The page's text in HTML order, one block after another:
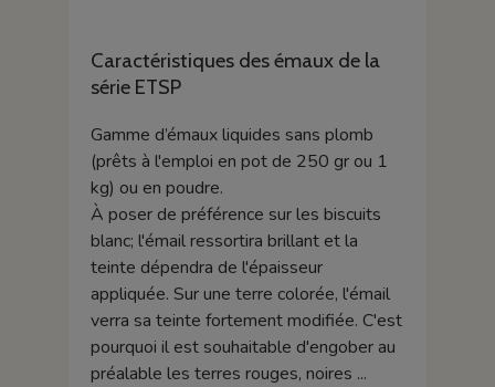
Caractéristiques des émaux de la
série ETSP
Gamme d’émaux liquides sans plomb
(prêts à l'emploi en pot de 250 gr ou 1
kg) ou en poudre.
À poser de préférence sur les biscuits
blanc; l'émail ressortira brillant et la
teinte dépendra de l'épaisseur
appliquée. Sur une terre colorée, l'émail
verra sa teinte fortement modifiée. C'est
pourquoi il est souhaitable d'engober au
préalable les terres rouges, noires ...